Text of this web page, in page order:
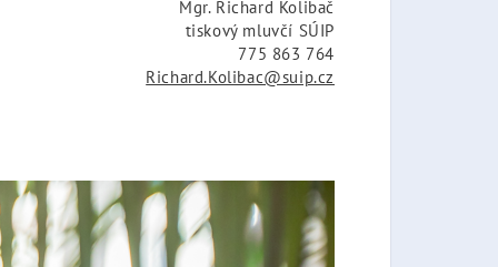
Mgr. Richard Kolibač
tiskový mluvčí SÚIP
775 863 764
Richard.Kolibac@suip.cz